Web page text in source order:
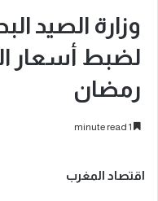
وزارة الصيد
لضبط أسعار
رمضان
اقتصاد المغرب